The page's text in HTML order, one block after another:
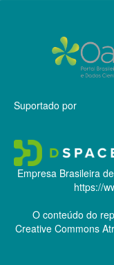
Suportado por
Empresa Brasileira
https://
O conteúdo do
Creative Commons